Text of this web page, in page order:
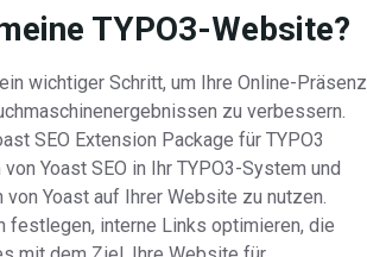
TYPO3-Website?
wichtiger Schritt, um Ihre Online-Präsenz
zu verbessern.
SEO Extension Package für TYPO3
Yoast SEO in Ihr TYPO3-System und
Yoast auf Ihrer Website zu nutzen.
festlegen, interne Links optimieren, die